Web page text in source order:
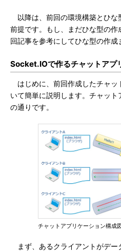
以降は、前回の環境構築とひな
前提です。もし、まだひな型の
回記事を参考にしてひな型の作成
Socket.IOで作るチャットアプ
はじめに、前回作成したチャッ
いて簡単に説明します。チャッ
の通りです。
チャットアプリケーション構成
まず、あるクライアントがデー